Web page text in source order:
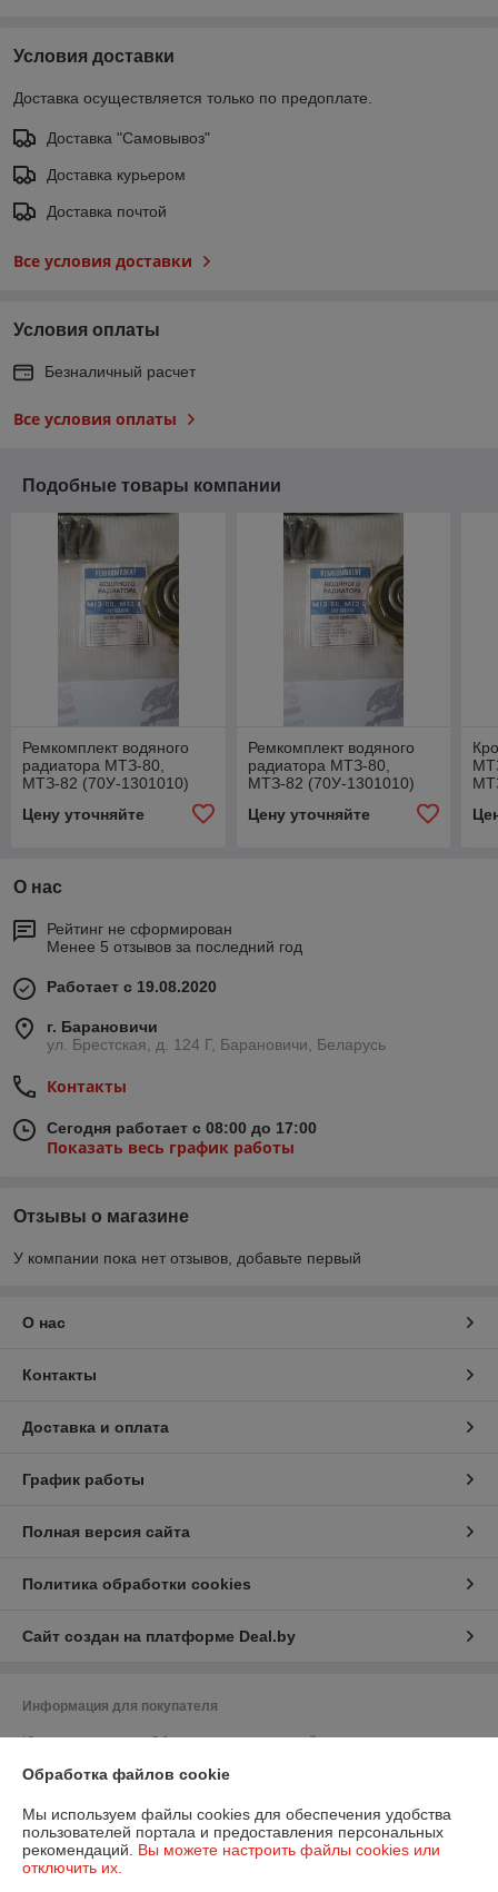
Условия доставки
Доставка осуществляется только по предоплате.
Доставка "Самовывоз"
Доставка курьером
Доставка почтой
Все условия доставки
Условия оплаты
Безналичный расчет
Все условия оплаты
Подобные товары компании
Ремкомплект водяного
радиатора МТЗ-80,
МТЗ-82 (70У-1301010)
Цену уточняйте
Ремкомплект водяного
радиатора МТЗ-80,
МТЗ-82 (70У-1301010)
Цену уточняйте
О нас
Рейтинг не сформирован
Менее 5 отзывов за последний год
Работает с 19.08.2020
г. Барановичи
ул. Брестская, д. 124 Г, Барановичи, Беларусь
Контакты
Сегодня работает с 08:00 до 17:00
Показать весь график работы
Отзывы о магазине
У компании пока нет отзывов, добавьте первый
О нас
Контакты
Доставка и оплата
График работы
Полная версия сайта
Политика обработки cookies
Сайт создан на платформе Deal.by
Информация для покупателя
Юридическое лицо:Общество с ограниченной ответственностью
220036, Республика Беларусь, г. Минск, Бетонный проезд, дом 19а,
Регистрационный номер ЕГР: 193257545
УНП: 193257545
Обработка файлов cookie
Мы используем файлы cookies для обеспечения удобства
пользователей портала и предоставления персональных
рекомендаций. Вы можете настроить файлы cookies или
отключить их.